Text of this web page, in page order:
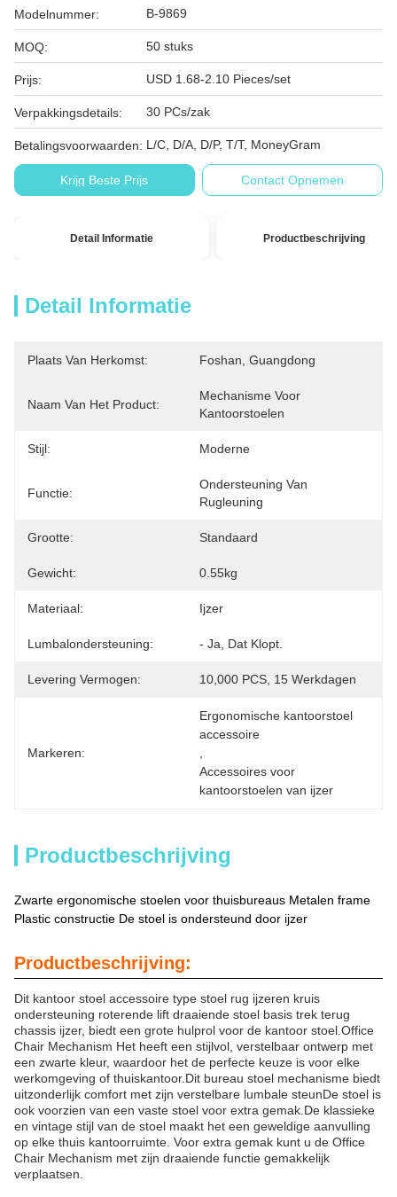
Modelnummer: B-9869
MOQ: 50 stuks
Prijs: USD 1.68-2.10 Pieces/set
Verpakkingsdetails: 30 PCs/zak
Betalingsvoorwaarden: L/C, D/A, D/P, T/T, MoneyGram
Krijg Beste Prijs Contact Opnemen
Detail Informatie Productbeschrijving
Detail Informatie
Plaats Van Herkomst: Foshan, Guangdong
Naam Van Het Product:
Mechanisme Voor
Kantoorstoelen
Stijl: Moderne
Functie:
Ondersteuning Van
Rugleuning
Grootte: Standaard
Gewicht: 0.55kg
Materiaal: Ijzer
Lumbalondersteuning: - Ja, Dat Klopt.
Levering Vermogen: 10,000 PCS, 15 Werkdagen
Markeren:
Ergonomische kantoorstoel
accessoire
Accessoires voor
kantoorstoelen van ijzer
Productbeschrijving
Zwarte ergonomische stoelen voor thuisbureaus Metalen frame
Plastic constructie De stoel is ondersteund door ijzer
Productbeschrijving:
Dit kantoor stoel accessoire type stoel rug ijzeren kruis
ondersteuning roterende lift draaiende stoel basis trek terug
chassis ijzer, biedt een grote hulprol voor de kantoor stoel.Office
Chair Mechanism Het heeft een stijlvol, verstelbaar ontwerp met
een zwarte kleur, waardoor het de perfecte keuze is voor elke
werkomgeving of thuiskantoor.Dit bureau stoel mechanisme biedt
uitzonderlijk comfort met zijn verstelbare lumbale steunDe stoel is
ook voorzien van een vaste stoel voor extra gemak.De klassieke
en vintage stijl van de stoel maakt het een geweldige aanvulling
op elke thuis kantoorruimte. Voor extra gemak kunt u de Office
Chair Mechanism met zijn draaiende functie gemakkelijk
verplaatsen.